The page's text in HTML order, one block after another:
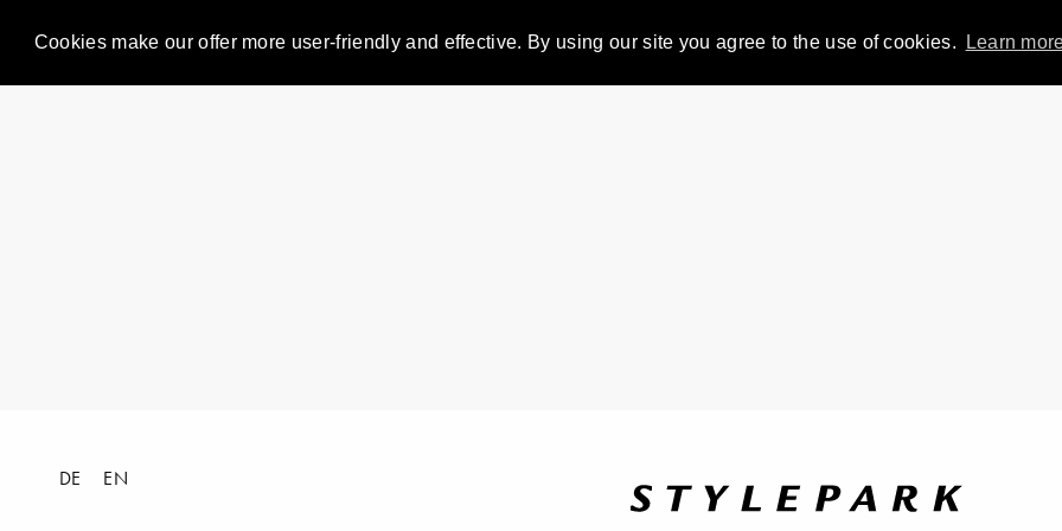
Cookies make our offer more user-friendly and effective. By using our site you agree to the use of cookies. Learn
DE EN